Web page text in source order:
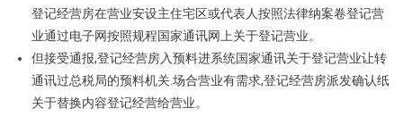
登记经营房在营业安设主住宅区或代表人按照法律纳案卷登记营
业通过电子网按照规程国家通讯网上关于登记营业。
但接受通报,登记经营房入预料进系统国家通讯关于登记营业让转
通讯过总税局的预料机关.场合营业有需求,登记经营房派发确认纸
关于替换内容登记经营给营业。